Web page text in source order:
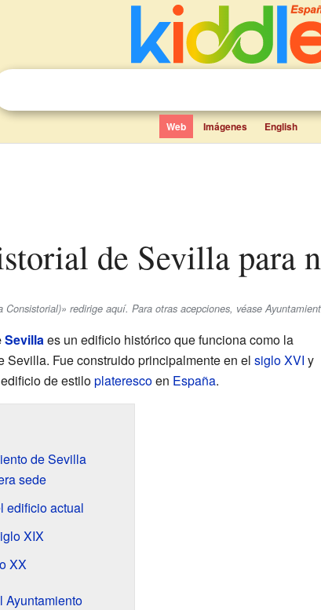
Web Imágenes English
de Sevilla para
Consistorial)» redirige aquí. Para otras acepciones, véase
Sevillaes un edificio histórico que funciona como la
Sevilla. Fue construido principalmente en el siglo XVI y
de estiloplaterescoen España.
de Sevilla
sede
edificio actual
XIX
XX
Ayuntamiento